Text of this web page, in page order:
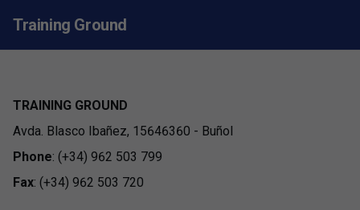
Training Ground
TRAINING GROUND
Avda. Blasco Ibañez, 15646360 - Buñol
Phone: (+34) 962 503 799
Fax: (+34) 962 503 720